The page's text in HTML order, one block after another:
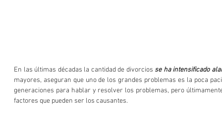
En las últimas décadas la cantidad de divorcios se ha intensificado
mayores, aseguran que uno de los grandes problemas es la poca
generaciones para hablar y resolver los problemas, pero
factores que pueden ser los causantes.